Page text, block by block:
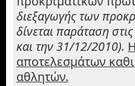
διεξαγωγής των
δίνεται παράταση
και την 31/12/2010).
αποτελεσμάτων
αθλητών.